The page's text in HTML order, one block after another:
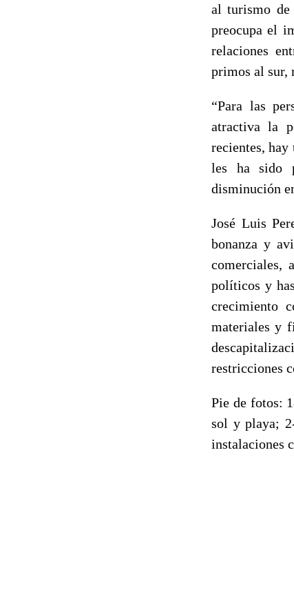
al turismo de
preocupa el
relaciones
primos al sur,
“Para las
atractiva la
recientes, hay
les ha sido
disminución
José Luis
bonanza y
comerciales,
políticos y
crecimiento
materiales y
restricciones
Pie de fotos:
sol y playa;
instalaciones